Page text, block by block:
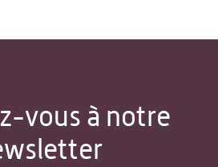
vous à notre